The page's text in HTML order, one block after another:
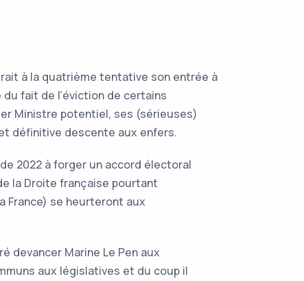
à la quatrième tentative son entrée à
fait de l’éviction de certains
Ministre potentiel, ses (sérieuses)
définitive descente aux enfers.
2022 à forger un accord électoral
la Droite française pourtant
France) se heurteront aux
devancer Marine Le Pen aux
aux législatives et du coup il